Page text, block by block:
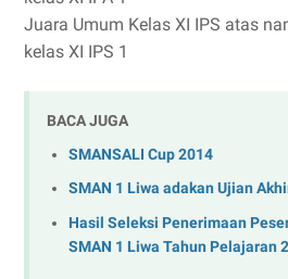
Juara Umum Kelas XI IPS atas
kelas XI IPS 1
BACA JUGA
SMANSALI Cup 2014
SMAN 1 Liwa adakan Ujian
Hasil Seleksi Penerimaan
SMAN 1 Liwa Tahun Pelajaran